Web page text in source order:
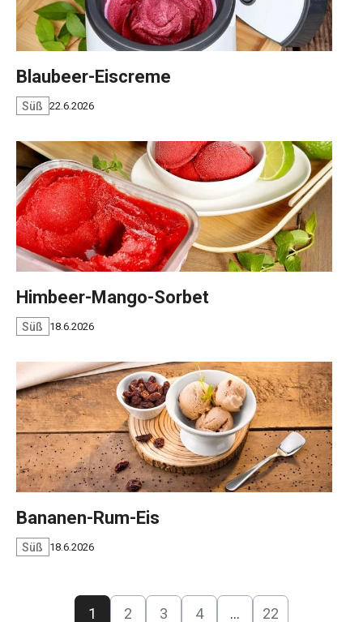
Blaubeer-Eiscreme
Süß 22.6.2026
Himbeer-Mango-Sorbet
Süß 18.6.2026
Bananen-Rum-Eis
Süß 18.6.2026
1 2 3 4 … 22